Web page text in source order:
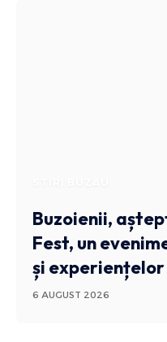
Buzoienii,
Fest, un
și
6 AUGUST 2026